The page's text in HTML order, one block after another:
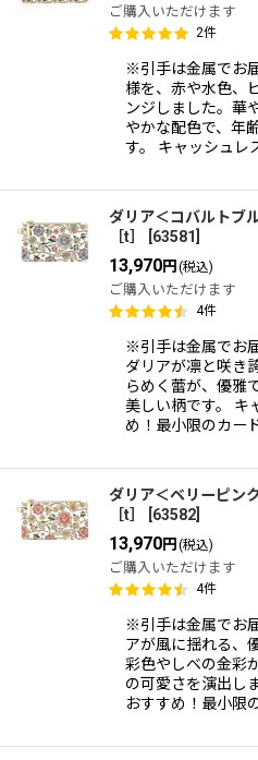
ご購入いただけます
2件
※引手は金属でお
様を、赤や水色、
ンジしました。華
やかな配色で、年
す。 キャッシュレ
ダリア＜コバルトブ
［t］
63581
13,970円 (税込)
ご購入いただけます
4件
※引手は金属でお
ダリアが凛と咲き
らめく蕾が、優雅
美しい柄です。 キ
め！最小限のカー
ダリア＜ベリーピン
［t］
63582
13,970円 (税込)
ご購入いただけます
4件
※引手は金属でお
アが風に揺れる、
彩色やしべの金彩
の可愛さを演出し
おすすめ！最小限